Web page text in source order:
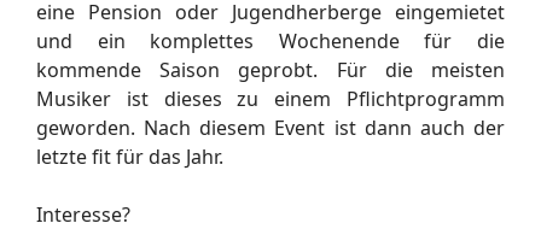
eine Pension oder Jugendherberge eingemietet
und ein komplettes Wochenende für die
kommende Saison geprobt. Für die meisten
Musiker ist dieses zu einem Pflichtprogramm
geworden. Nach diesem Event ist dann auch der
letzte fit für das Jahr.
Interesse?